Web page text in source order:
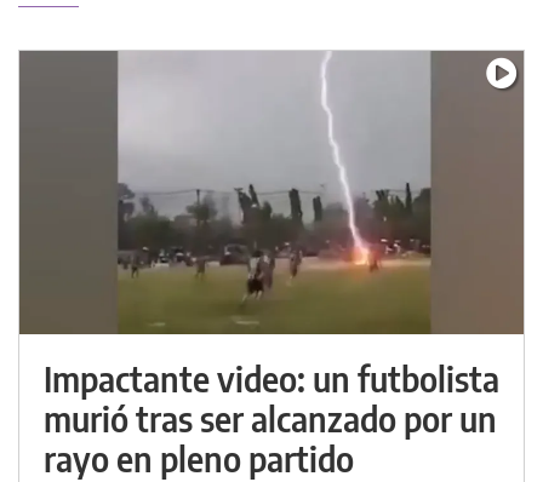
Impactante video: un futbolista
murió tras ser alcanzado por un
rayo en pleno partido